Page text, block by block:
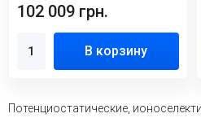
102 009 грн.
В корзину
Потенциостатические,